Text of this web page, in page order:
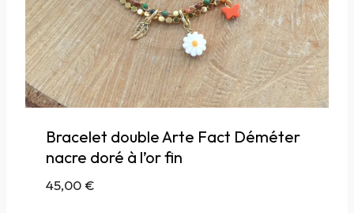
Bracelet double Arte Fact Déméter
nacre doré à l’or fin
45,00€